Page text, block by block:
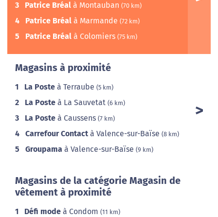
3 Patrice Bréal à Montauban (70 km)
4 Patrice Bréal à Marmande (72 km)
5 Patrice Bréal à Colomiers (75 km)
Magasins à proximité
1 La Poste à Terraube (5 km)
2 La Poste à La Sauvetat (6 km)
3 La Poste à Caussens (7 km)
4 Carrefour Contact à Valence-sur-Baïse (8 km)
5 Groupama à Valence-sur-Baïse (9 km)
Magasins de la catégorie Magasin de
vêtement à proximité
1 Défi mode à Condom (11 km)